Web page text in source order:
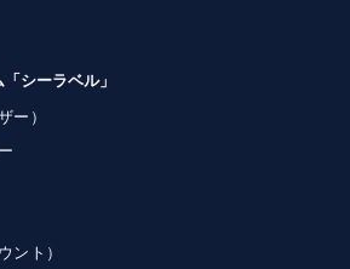
シーラベル」
ー）
ント）